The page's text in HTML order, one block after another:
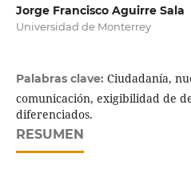
Jorge Francisco Aguirre Sala
Universidad de Monterrey
Palabras clave: Ciudadanía,
comunicación, exigibilidad de
diferenciados.
RESUMEN